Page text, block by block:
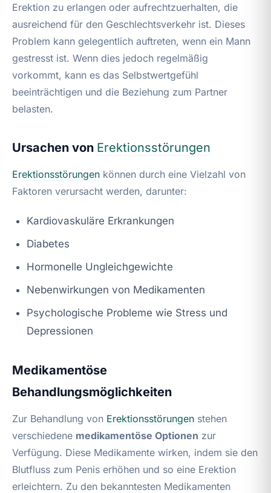
Erektion zu erlangen oder aufrechtzuerhalten, die
ausreichend für den Geschlechtsverkehr ist. Dieses
Problem kann gelegentlich auftreten, wenn ein Mann
gestresst ist. Wenn dies jedoch regelmäßig
vorkommt, kann es das Selbstwertgefühl
beeinträchtigen und die Beziehung zum Partner
belasten.
Ursachen von Erektionsstörungen
Erektionsstörungen können durch eine Vielzahl von
Faktoren verursacht werden, darunter:
Kardiovaskuläre Erkrankungen
Diabetes
Hormonelle Ungleichgewichte
Nebenwirkungen von Medikamenten
Psychologische Probleme wie Stress und
Depressionen
Medikamentöse
Behandlungsmöglichkeiten
Zur Behandlung von Erektionsstörungen stehen
verschiedene medikamentöse Optionen zur
Verfügung. Diese Medikamente wirken, indem sie den
Blutfluss zum Penis erhöhen und so eine Erektion
erleichtern. Zu den bekanntesten Medikamenten